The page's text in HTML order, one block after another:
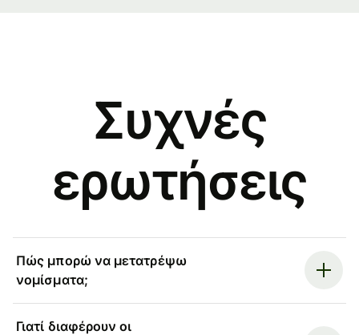
Συχνές
ερωτήσεις
Πώς μπορώ να μετατρέψω
νομίσματα;
Γιατί διαφέρουν οι